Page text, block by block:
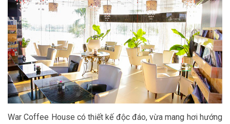
War Coffee House có thiết kế độc đáo, vừa mang hơi hướng